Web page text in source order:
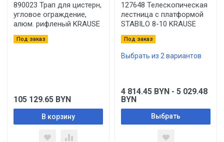
890023 Трап для цистерн,
угловое ограждение,
алюм. рифленый KRAUSE
Под заказ
105 129.65 BYN
В корзину
127648 Телескопическая
лестница с платформой
STABILO 8-10 KRAUSE
Под заказ
Выбрать из 2 вариантов
4 814.45 BYN - 5 029.48
BYN
Выбрать